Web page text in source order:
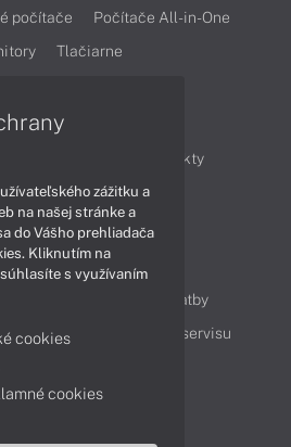
počítače
Počítače All-in-One
Tlačiarne
Články
Produkty
Videá
Obsah
Možnosti doručenia a platby
Servisné služby Cenník servisu
Kontakty
Obchodné oddelenie
zážitku a
na našej stránke a
do Vášho prehliadača
Kliknutím na
s využívaním
cookies
cookies